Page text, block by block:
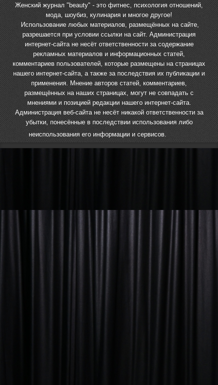
Женский журнал "beauty" - это фитнес, психология отношений,
мода, шоубиз, кулинария и многое другое!
Использование любых материалов, размещённых на сайте,
разрешается при условии ссылки на сайт. Администрация
интернет-сайта не несёт ответственности за содержание
рекламных материалов и информационных статей,
комментариев пользователей, которые размещены на страницах
нашего интернет-сайта, а также за последствия их публикации и
применения. Мнение авторов статей, комментариев,
размещённых на наших страницах, могут не совпадать с
мнениями и позицией редакции нашего интернет-сайта.
Администрация веб-сайта не несёт никакой ответственности за
убытки, понесённые в последствии использования либо
неиспользования его информации и сервисов.